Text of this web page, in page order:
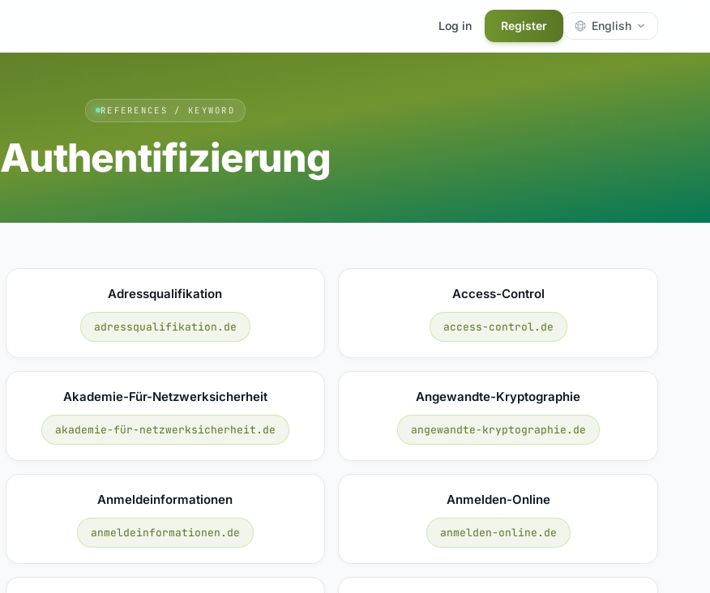
Log in Register English
REFERENCES / KEYWORD
Authentifizierung
Adressqualifikation
adressqualifikation.de
Access-Control
access-control.de
Akademie-Für-Netzwerksicherheit
akademie-für-netzwerksicherheit.de
Angewandte-Kryptographie
angewandte-kryptographie.de
Anmeldeinformationen
anmeldeinformationen.de
Anmelden-Online
anmelden-online.de